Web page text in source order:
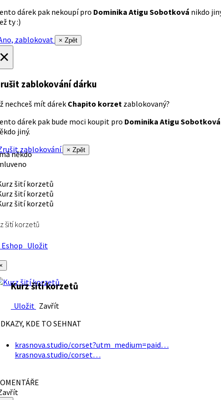
dárek pak nekoupí pro Dominika Atigu Sobotková nikdo
ty :)
zablokovat
× Zpět
zablokování dárku
nechceš mít dárek Chapito korzet zablokovaný?
dárek pak bude moci koupit pro Dominika Atigu Sobotková
jiný.
zablokování
× Zpět
někdo
šití korzetů
Uložit
Kurz šití korzetů
Uložit Zavřít
KDE TO SEHNAT
krasnova.studio/corset?utm_medium=paid…
krasnova.studio/corset…